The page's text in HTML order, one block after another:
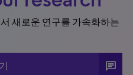
새로운 연구를 가속화하는
chat